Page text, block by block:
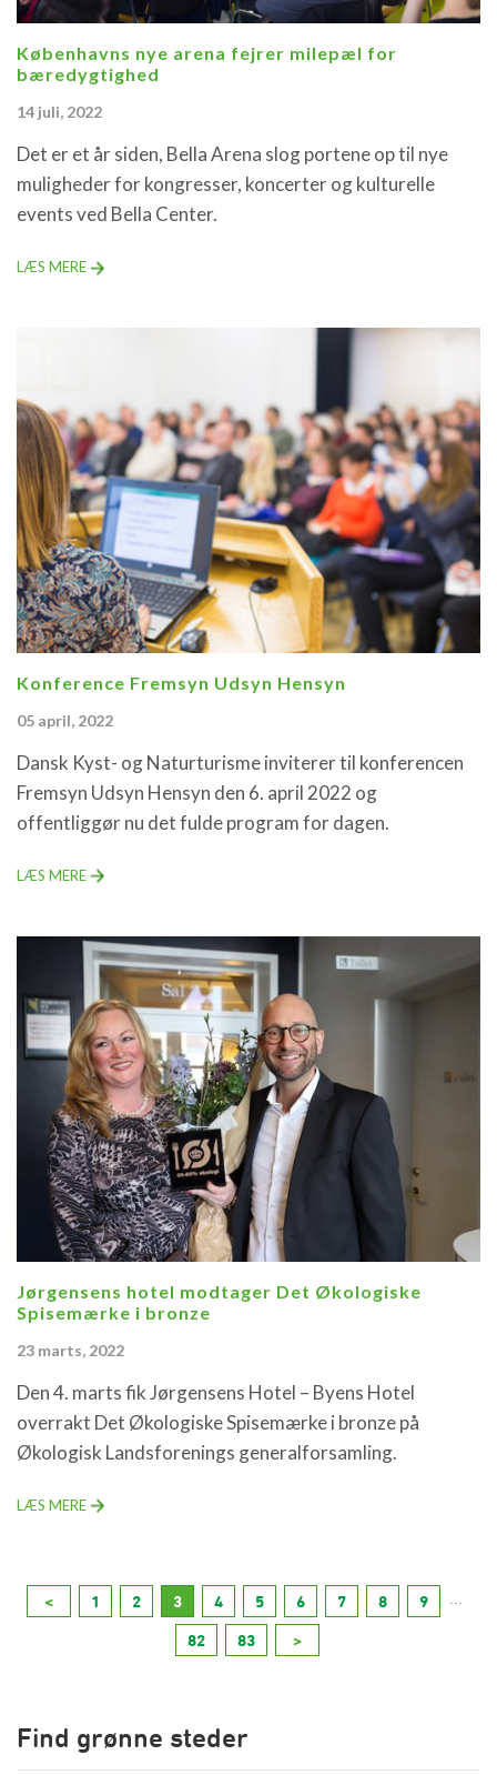
Københavns nye arena fejrer milepæl for
bæredygtighed
14 juli, 2022
Det er et år siden, Bella Arena slog portene op til nye
muligheder for kongresser, koncerter og kulturelle
events ved Bella Center.
LÆS MERE
Konference Fremsyn Udsyn Hensyn
05 april, 2022
Dansk Kyst- og Naturturisme inviterer til konferencen
Fremsyn Udsyn Hensyn den 6. april 2022 og
offentliggør nu det fulde program for dagen.
LÆS MERE
Jørgensens hotel modtager Det Økologiske
Spisemærke i bronze
23 marts, 2022
Den 4. marts fik Jørgensens Hotel – Byens Hotel
overrakt Det Økologiske Spisemærke i bronze på
Økologisk Landsforenings generalforsamling.
LÆS MERE
< 1 2 3 4 5 6 7 8 9
82 83 >
Find grønne steder